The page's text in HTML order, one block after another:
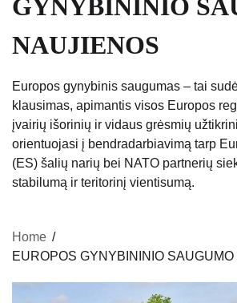
GYNYBININIO
NAUJIENOS
Europos gynybinis saugumas – tai
klausimas, apimantis visos Europos
įvairių išorinių ir vidaus grėsmių
orientuojasi į bendradarbiavimą tarp
(ES) šalių narių bei NATO partnerių
stabilumą ir teritorinį vientisumą.
Home
EUROPOS GYNYBININIO